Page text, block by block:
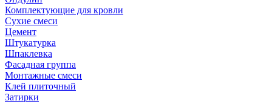
Комплектующие для кровли
Сухие смеси
Цемент
Штукатурка
Шпаклевка
Фасадная группа
Монтажные смеси
Клей плиточный
Затирки